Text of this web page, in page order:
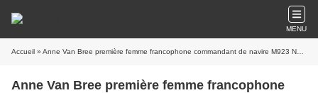
MENU
Accueil » Anne Van Bree première femme francophone commandant de navire M923 Narcis reçue à Mons cité
Anne Van Bree première femme francophone